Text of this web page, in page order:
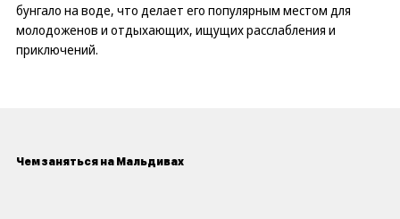
бунгало на воде, что делает его популярным местом для
молодоженов и отдыхающих, ищущих расслабления и
приключений.
Чем заняться на Мальдивах